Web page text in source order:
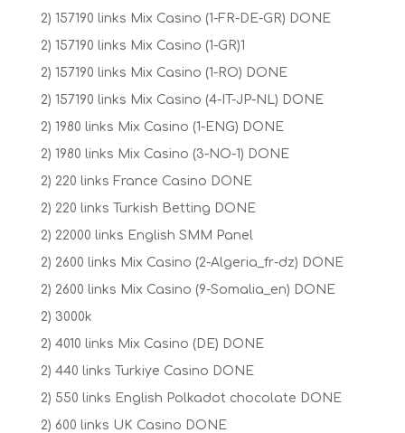
2) 157190 links Mix Casino (1-FR-DE-GR) DONE
2) 157190 links Mix Casino (1-GR)1
2) 157190 links Mix Casino (1-RO) DONE
2) 157190 links Mix Casino (4-IT-JP-NL) DONE
2) 1980 links Mix Casino (1-ENG) DONE
2) 1980 links Mix Casino (3-NO-1) DONE
2) 220 links France Casino DONE
2) 220 links Turkish Betting DONE
2) 22000 links English SMM Panel
2) 2600 links Mix Casino (2-Algeria_fr-dz) DONE
2) 2600 links Mix Casino (9-Somalia_en) DONE
2) 3000k
2) 4010 links Mix Casino (DE) DONE
2) 440 links Turkiye Casino DONE
2) 550 links English Polkadot chocolate DONE
2) 600 links UK Casino DONE